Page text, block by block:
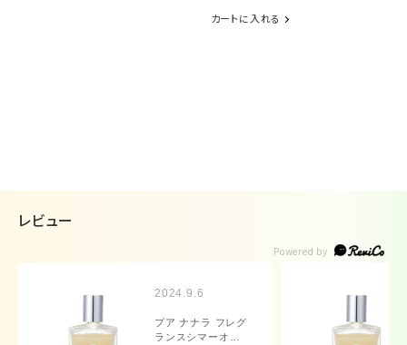
カートに入れる
レビュー
2024.9.6
プア ナナラ フレグ
ランスシマーオイ